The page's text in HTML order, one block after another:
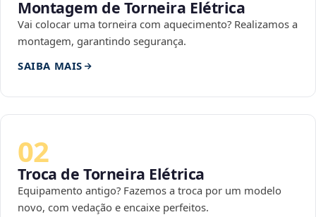
Montagem de Torneira Elétrica
Vai colocar uma torneira com aquecimento? Realizamos a
montagem, garantindo segurança.
SAIBA MAIS
02
Troca de Torneira Elétrica
Equipamento antigo? Fazemos a troca por um modelo
novo, com vedação e encaixe perfeitos.